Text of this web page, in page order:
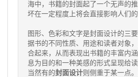
海中，书籍的封面起了一个无声的
坏在一定程度上将会直接影响人们的
图形、色彩和文字是封面设计的三
据书的不同性质、用途和读者对象
合起来，从而表现出书籍的丰富内
息为目的和一种美感的形式呈现给读
当然有的封面设计则侧重于某一点